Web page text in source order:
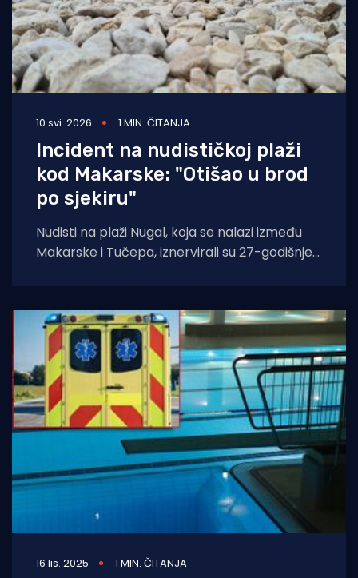
10 svi. 2026 1 MIN. ČITANJA
Incident na nudističkoj plaži
kod Makarske: "Otišao u brod
po sjekiru"
Nudisti na plaži Nugal, koja se nalazi između
Makarske i Tučepa, iznervirali su 27-godišnjeg
16 lis. 2025 1 MIN. ČITANJA